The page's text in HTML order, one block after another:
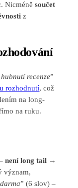
Nicméněsoučet
z
recenze”
rozhodnutí, což
na long-
na ruku.
není long tail →
význam,
” (6 slov) –